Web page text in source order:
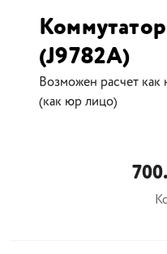
(J9782A)
Возможен расчет
(как юр лицо)